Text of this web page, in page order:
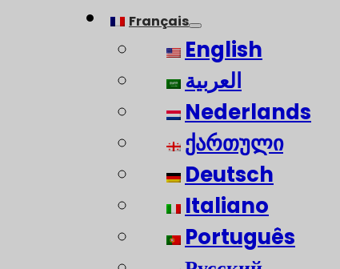
Français
English
العربية
Nederlands
ქართული
Deutsch
Italiano
Português